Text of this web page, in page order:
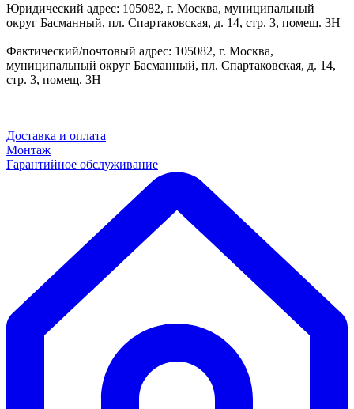
Юридический адрес: 105082, г. Москва, муниципальный
округ Басманный, пл. Спартаковская, д. 14, стр. 3, помещ. 3Н
Фактический/почтовый адрес: 105082, г. Москва,
муниципальный округ Басманный, пл. Спартаковская, д. 14,
стр. 3, помещ. 3Н
Доставка и оплата
Монтаж
Гарантийное обслуживание